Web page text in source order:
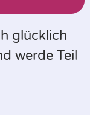
glücklich
werde Teil